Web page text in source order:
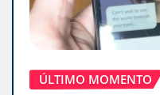
ÚLTIMO MOMENTO